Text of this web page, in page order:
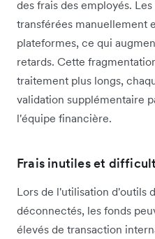
des frais des employés.
transférées manuellement
plateformes, ce qui
retards. Cette
traitement plus longs,
validation supplémentaire
l'équipe financière.
Frais inutiles et
Lors de l'utilisation d'outils
déconnectés, les fonds
élevés de transaction